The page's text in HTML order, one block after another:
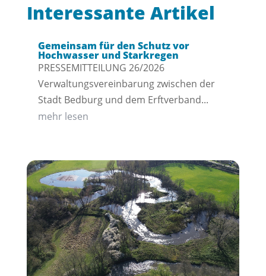
Interessante Artikel
Gemeinsam für den Schutz vor
Hochwasser und Starkregen
PRESSEMITTEILUNG 26/2026
Verwaltungsvereinbarung zwischen der
Stadt Bedburg und dem Erftverband...
mehr lesen